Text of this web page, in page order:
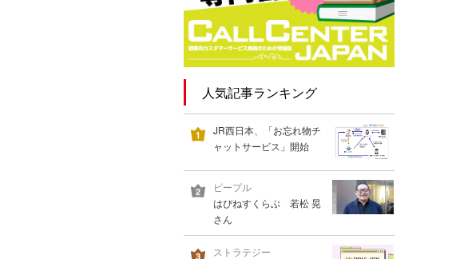
人気記事ランキング
JR西日本、「お忘れ物チ
ャットサービス」開始
ピープル
はぴねすくらぶ 若松 晃
さん
ストラテジー